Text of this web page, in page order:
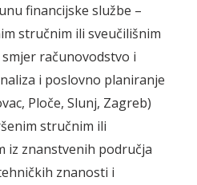
financijske službe –
stručnim ili sveučilišnim
računovodstvo i
i poslovno planiranje
Ploče, Slunj, Zagreb)
stručnim ili
iz znanstvenih područja
znanosti i